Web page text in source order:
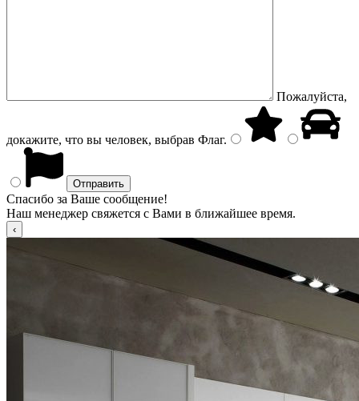
Пожалуйста,
докажите, что вы человек, выбрав Флаг.
Спасибо за Ваше сообщение!
Наш менеджер свяжется с Вами в ближайшее время.